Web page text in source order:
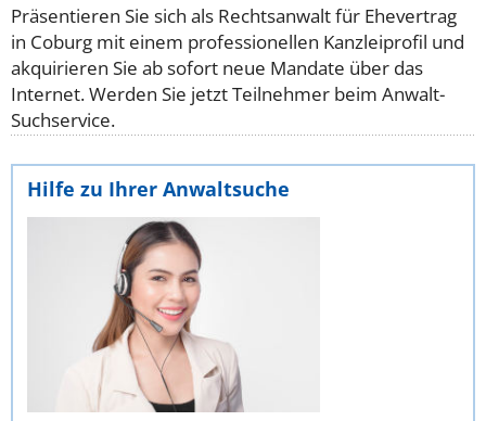
Präsentieren Sie sich als Rechtsanwalt für Ehevertrag
in Coburg mit einem professionellen Kanzleiprofil und
akquirieren Sie ab sofort neue Mandate über das
Internet. Werden Sie jetzt Teilnehmer beim Anwalt-
Suchservice.
Hilfe zu Ihrer Anwaltsuche